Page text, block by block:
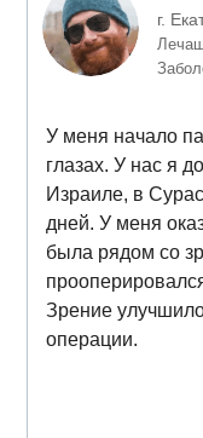
г.
У меня начало
глазах. У нас я
Израиле, в
дней. У меня
была рядом со
Зрение
операции.